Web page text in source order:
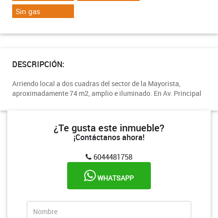
Sin gas
DESCRIPCIÓN:
Arriendo local a dos cuadras del sector de la Mayorista,
aproximadamente 74 m2, amplio e iluminado. En Av. Principal
¿Te gusta este inmueble?
¡Contáctanos ahora!
6044481758
WHATSAPP